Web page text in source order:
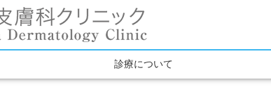
診療について